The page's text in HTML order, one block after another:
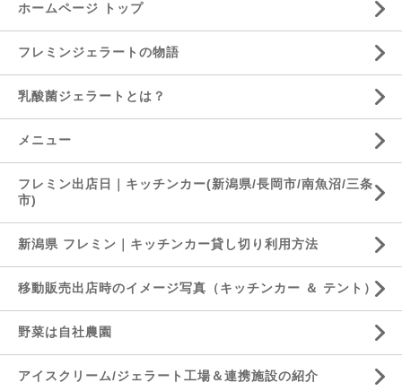
ホームページ トップ
フレミンジェラートの物語
乳酸菌ジェラートとは？
メニュー
フレミン出店日｜キッチンカー(新潟県/長岡市/南魚沼/三条
市)
新潟県 フレミン｜キッチンカー貸し切り利用方法
移動販売出店時のイメージ写真（キッチンカー ＆ テント）
野菜は自社農園
アイスクリーム/ジェラート工場＆連携施設の紹介